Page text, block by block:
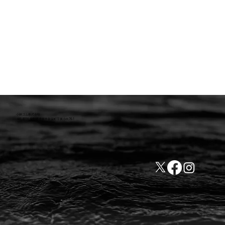
小林ゴム株式会社
441-8016 愛知県豊橋市新栄町字東小向76-1
TEL:0532-31-4646
FAX:0532-32-6810
​会社概要
​利用規約